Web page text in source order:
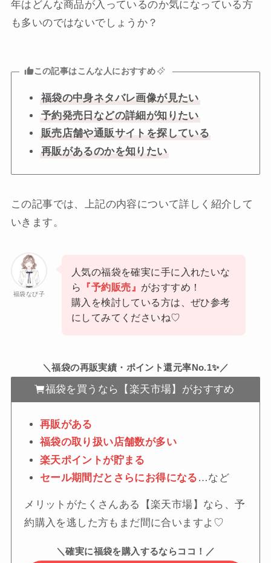
年はどんな商品が入っているのか気になっている方
も多いのではないでしょうか？
この記事はこんな人におすすめ
福袋の中身ネタバレ画像が見たい
予約発売日などの詳細が知りたい
販売店舗や通販サイトを探している
再販があるのかを知りたい
この記事では、上記の内容について詳しく紹介して
いきます。
福袋なび子
人気の福袋を確実に手に入れたいな
ら
『予約販売』 がおすすめ！
購入を検討している方は、ぜひ参考
にしてみてくださいね♡
＼福袋の再販実績・ポイント還元率No.1✨／
福袋を買うなら【楽天市場】がおすすめ
再販がある
福袋の取り扱い店舗数が多い
楽天ポイントが貯まる
セール期間だとさらにお得になる …など
メリットがたくさんある【楽天市場】なら、予
約購入を逃した方もまだ間に合いますよ♡
＼確実に福袋を購入するならココ！／